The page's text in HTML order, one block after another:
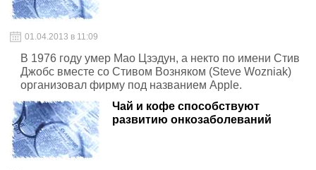
01.04.2013 в 11:09
В 1976 году умер Мао Цзэдун, а некто по имени Стив
Джобс вместе со Стивом Возняком (Steve Wozniak)
организовал фирму под названием Apple.
Чай и кофе способствуют
развитию онкозаболеваний